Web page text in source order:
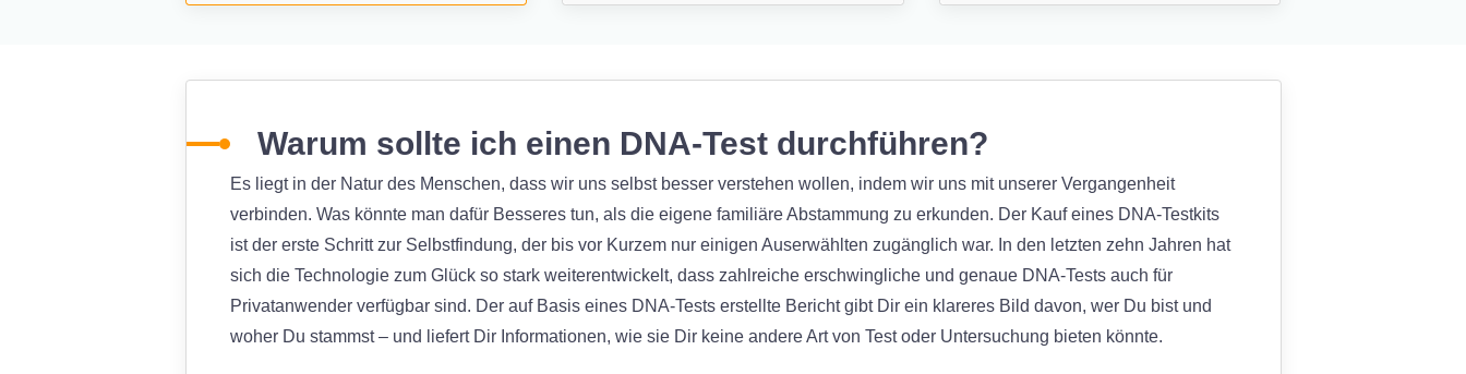
Warum sollte ich einen DNA-Test durchführen?
Es liegt in der Natur des Menschen, dass wir uns selbst besser verstehen wollen, indem wir uns mit unserer Vergangenheit
verbinden. Was könnte man dafür Besseres tun, als die eigene familiäre Abstammung zu erkunden. Der Kauf eines DNA-Testkits
ist der erste Schritt zur Selbstfindung, der bis vor Kurzem nur einigen Auserwählten zugänglich war. In den letzten zehn Jahren hat
sich die Technologie zum Glück so stark weiterentwickelt, dass zahlreiche erschwingliche und genaue DNA-Tests auch für
Privatanwender verfügbar sind. Der auf Basis eines DNA-Tests erstellte Bericht gibt Dir ein klareres Bild davon, wer Du bist und
woher Du stammst – und liefert Dir Informationen, wie sie Dir keine andere Art von Test oder Untersuchung bieten könnte.